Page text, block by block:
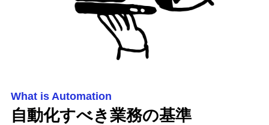
What is Automation
自動化すべき業務の基準